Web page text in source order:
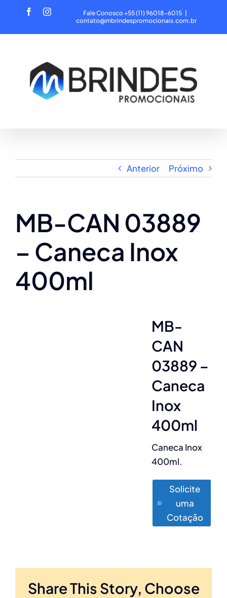
o
FacebookInstagram Fale Conosco +55 (11) 96018-6015
contato@mbrindespromocionais.com.br
Anterior Próximo
MB-CAN 03889
– Caneca Inox
400ml
MB-
CAN
03889 –
Caneca
Inox
400ml
Caneca Inox
400ml.
Solicite
uma
Cotação
Share This Story, Choose